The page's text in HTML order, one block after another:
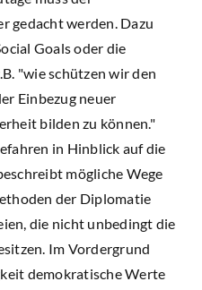
gedacht werden. Dazu
Goals oder die
"wie schützen wir den
Einbezug neuer
bilden zu können."
in Hinblick auf die
mögliche Wege
der Diplomatie
die nicht unbedingt die
Im Vordergrund
demokratische Werte